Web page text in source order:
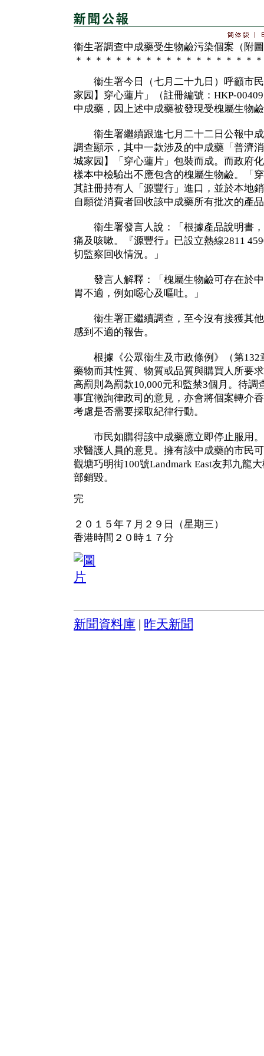
衞生署調查中成藥受生物鹼污染個案（附
＊＊＊＊＊＊＊＊＊＊＊＊＊＊＊＊＊＊
衞生署今日（七月二十九日）呼籲市民
家园】穿心蓮片」（註冊編號：HKP-
中成藥，因上述中成藥被發現受槐屬生物
衞生署繼續跟進七月二十二日公報中成
調查顯示，其中一款涉及的中成藥「普濟
城家园】「穿心蓮片」包裝而成。而政府
樣本中檢驗出不應包含的槐屬生物鹼。「
其註冊持有人「源豐行」進口，並於本地
自願從消費者回收該中成藥所有批次的產
衞生署發言人說：「根據產品說明書，
痛及咳嗽。『源豐行』已設立熱線2811
切監察回收情況。」
發言人解釋：「槐屬生物鹼可存在於中
胃不適，例如噁心及嘔吐。」
衞生署正繼續調查，至今沒有接獲其他
感到不適的報告。
根據《公眾衞生及市政條例》（第132
藥物而其性質、物質或品質與購買人所要
高罰則為罰款10,000元和監禁3個月。待調
事宜徵詢律政司的意見，亦會將個案轉介
考慮是否需要採取紀律行動。
巿民如購得該中成藥應立即停止服用。
求醫護人員的意見。擁有該中成藥的市民
觀塘巧明街100號Landmark East友邦九龍
部銷毀。
完
２０１５年７月２９日（星期三）
香港時間２０時１７分
新聞資料庫 昨天新聞